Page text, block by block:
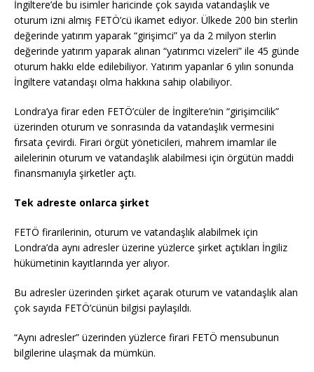
İngiltere’de bu isimler haricinde çok sayıda vatandaşlık ve
oturum izni almış FETÖ’cü ikamet ediyor. Ülkede 200 bin sterlin
değerinde yatırım yaparak “girişimci” ya da 2 milyon sterlin
değerinde yatırım yaparak alınan “yatırımcı vizeleri” ile 45 günde
oturum hakkı elde edilebiliyor. Yatırım yapanlar 6 yılın sonunda
İngiltere vatandaşı olma hakkına sahip olabiliyor.
Londra’ya firar eden FETÖ’cüler de İngiltere’nin “girişimcilik”
üzerinden oturum ve sonrasında da vatandaşlık vermesini
fırsata çevirdi. Firari örgüt yöneticileri, mahrem imamlar ile
ailelerinin oturum ve vatandaşlık alabilmesi için örgütün maddi
finansmanıyla şirketler açtı.
Tek adreste onlarca şirket
FETÖ firarilerinin, oturum ve vatandaşlık alabilmek için
Londra’da aynı adresler üzerine yüzlerce şirket açtıkları İngiliz
hükümetinin kayıtlarında yer alıyor.
Bu adresler üzerinden şirket açarak oturum ve vatandaşlık alan
çok sayıda FETÖ’cünün bilgisi paylaşıldı.
“Aynı adresler” üzerinden yüzlerce firari FETÖ mensubunun
bilgilerine ulaşmak da mümkün.